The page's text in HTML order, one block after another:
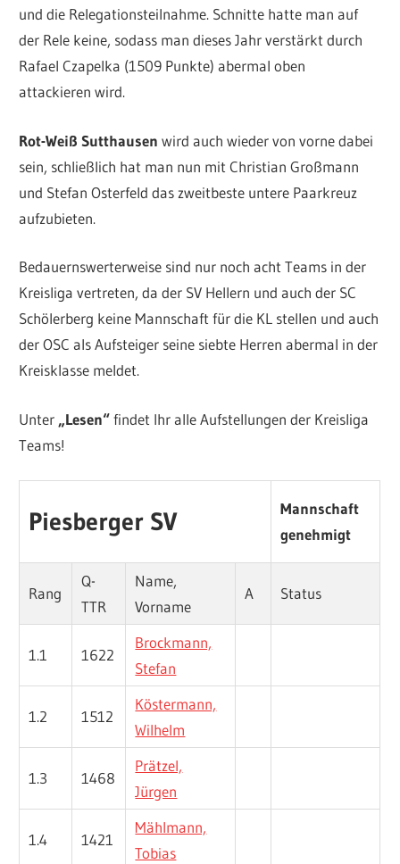
und die Relegationsteilnahme. Schnitte hatte man auf
der Rele keine, sodass man dieses Jahr verstärkt durch
Rafael Czapelka (1509 Punkte) abermal oben
attackieren wird.
Rot-Weiß Sutthausen wird auch wieder von vorne dabei
sein, schließlich hat man nun mit Christian Großmann
und Stefan Osterfeld das zweitbeste untere Paarkreuz
aufzubieten.
Bedauernswerterweise sind nur noch acht Teams in der
Kreisliga vertreten, da der SV Hellern und auch der SC
Schölerberg keine Mannschaft für die KL stellen und auch
der OSC als Aufsteiger seine siebte Herren abermal in der
Kreisklasse meldet.
Unter „Lesen“findet Ihr alle Aufstellungen der Kreisliga
Teams!
Piesberger SV
Mannschaft
genehmigt
Rang
Q-
TTR
Name,
Vorname
A Status
1.1 1622
Brockmann,
Stefan
1.2 1512
Köstermann,
Wilhelm
1.3 1468
Prätzel,
Jürgen
1.4 1421
Mählmann,
Tobias